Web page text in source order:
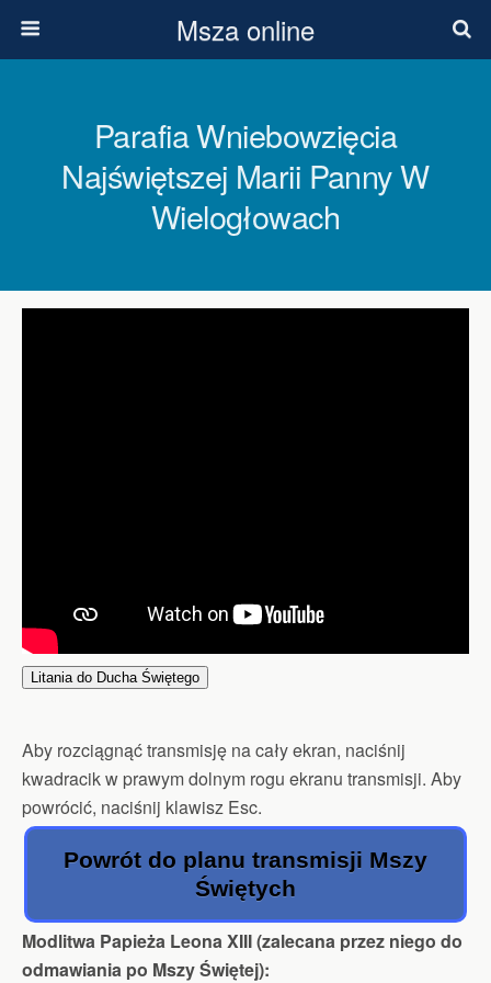
Msza online
Parafia Wniebowzięcia
Najświętszej Marii Panny W
Wielogłowach
Litania do Ducha Świętego
Aby rozciągnąć transmisję na cały ekran, naciśnij
kwadracik w prawym dolnym rogu ekranu transmisji. Aby
powrócić, naciśnij klawisz Esc.
Powrót do planu transmisji Mszy
Świętych
Modlitwa Papieża Leona XIII (zalecana przez niego do
odmawiania po Mszy Świętej):